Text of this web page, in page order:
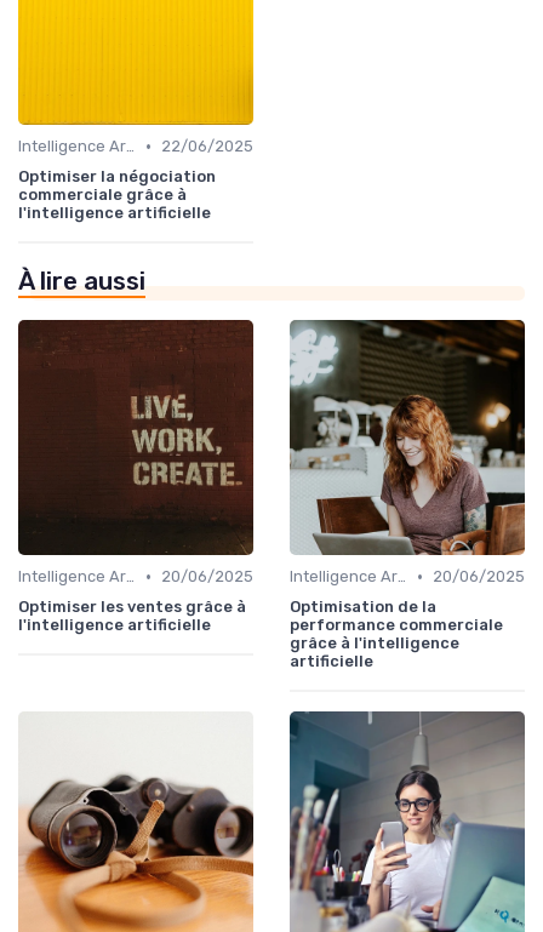
Intelligence Artificielle pour les ventes •
22/06/2025
Optimiser la négociation
commerciale grâce à
l'intelligence artificielle
À lire aussi
Intelligence Artificielle pour les ventes •
20/06/2025
Optimiser les ventes grâce à
l'intelligence artificielle
Intelligence Artificielle pour les ventes •
20/06/2025
Optimisation de la
performance commerciale
grâce à l'intelligence
artificielle